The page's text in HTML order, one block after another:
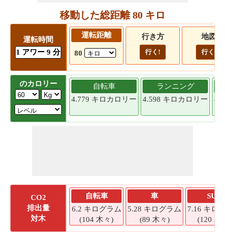
移動した総距離 80 キロ
運転時間
1 アワー 9 分
運転距離
80
行き方
行く!
地図
行く!
のカロリー
自転車
4.779 キロカロリー
ランニング
4.598 キロカロリー
CO2
排出量
対木
自転車
6.2 キログラム
(104 木々)
車
5.28 キログラム
(89 木々)
SUV
7.16 キロ
(120 木